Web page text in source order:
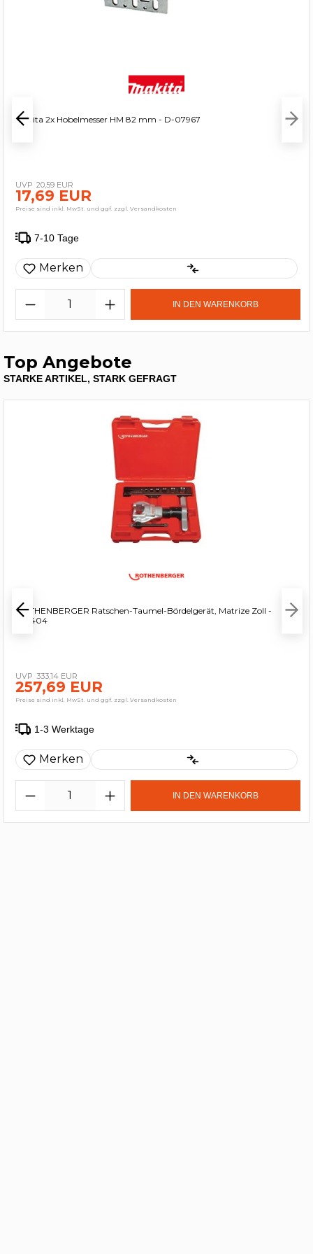
Makita 2x Hobelmesser HM 82 mm - D-07967
20,59 EUR
17,69 EUR
Preise sind inkl. MwSt. und ggf. zzgl. Versandkosten
7-10 Tage
Merken
IN DEN WARENKORB
Top Angebote
STARKE ARTIKEL, STARK GEFRAGT
ROTHENBERGER Ratschen-Taumel-Bördelgerät, Matrize Zoll -
222404
333,14 EUR
257,69 EUR
Preise sind inkl. MwSt. und ggf. zzgl. Versandkosten
1-3 Werktage
Merken
IN DEN WARENKORB